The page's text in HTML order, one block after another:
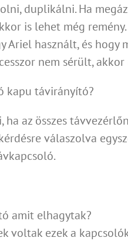
duplikálni. Ha
is lehet még
Ariel használt, és
nem sérült,
kapu távirányító?
az összes
válaszolva
amit elhagytak?
voltak ezek a